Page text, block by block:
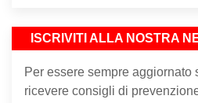
ISCRIVITI ALLA NOSTRA
Per essere sempre aggiornato
ricevere consigli di